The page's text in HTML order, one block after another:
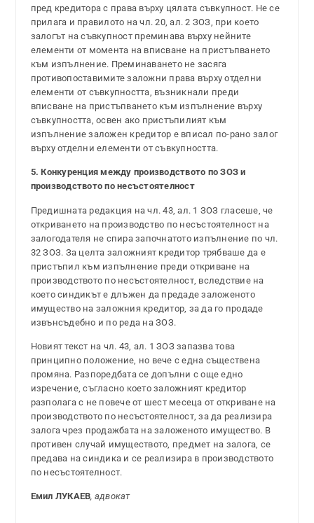
пред кредитора с права върху цялата съвкупност. Не се
прилага и правилото на чл. 20, ал. 2 ЗОЗ, при което
залогът на съвкупност преминава върху нейните
елементи от момента на вписване на пристъпването
към изпълнение. Преминаването не засяга
противопоставимите заложни права върху отделни
елементи от съвкупността, възникнали преди
вписване на пристъпването към изпълнение върху
съвкупността, освен ако пристъпилият към
изпълнение заложен кредитор е вписал по-рано залог
върху отделни елементи от съвкупността.
5. Конкуренция между производството по ЗОЗ и
производството по несъстоятелност
Предишната редакция на чл. 43, ал. 1 ЗОЗ гласеше, че
откриването на производство по несъстоятелност на
залогодателя не спира започнатото изпълнение по чл.
32 ЗОЗ. За целта заложният кредитор трябваше да е
пристъпил към изпълнение преди откриване на
производството по несъстоятелност, вследствие на
което синдикът е длъжен да предаде заложеното
имущество на заложния кредитор, за да го продаде
извънсъдебно и по реда на ЗОЗ.
Новият текст на чл. 43, ал. 1 ЗОЗ запазва това
принципно положение, но вече с една съществена
промяна. Разпоредбата се допълни с още едно
изречение, съгласно което заложният кредитор
разполага с не повече от шест месеца от откриване на
производството по несъстоятелност, за да реализира
залога чрез продажбата на заложеното имущество. В
противен случай имуществото, предмет на залога, се
предава на синдика и се реализира в производството
по несъстоятелност.
Емил ЛУКАЕВ, адвокат